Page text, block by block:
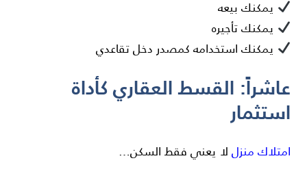
يمكنك بيعه
يمكنك تأجيره
يمكنك استخدامه كمصدر دخل تقاعدي
عاشراً: القسط العقاري كأداة
استثمار
امتلاك منزل لا يعني فقط السكن…